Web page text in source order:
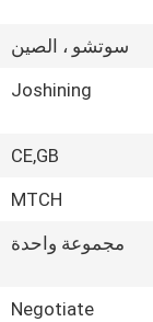
سوتشو ، الصين
Joshining
CE,GB
MTCH
مجموعة واحدة
Negotiate